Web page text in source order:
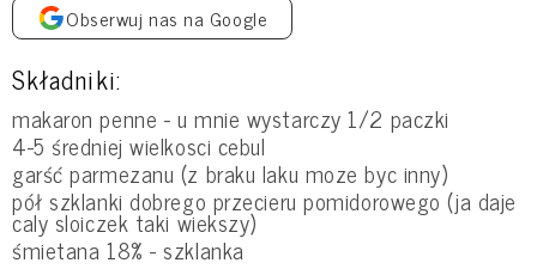
Obserwuj nas na Google
Składniki:
makaron penne - u mnie wystarczy 1/2 paczki
4-5 średniej wielkosci cebul
garść parmezanu (z braku laku moze byc inny)
pół szklanki dobrego przecieru pomidorowego (ja daje
caly sloiczek taki wiekszy)
śmietana 18% - szklanka